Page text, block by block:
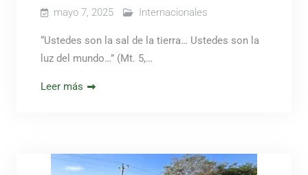
mayo 7, 2025 Internacionales
“Ustedes son la sal de la tierra… Ustedes son la
luz del mundo…” (Mt. 5,…
Leer más